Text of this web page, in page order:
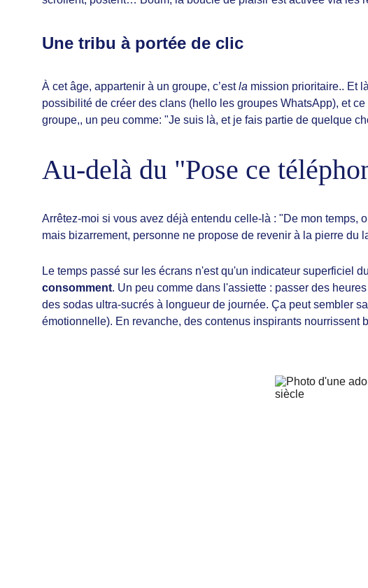
Une tribu à portée de clic
À cet âge, appartenir à un groupe, c’est la mission prioritaire.. Et
possibilité de créer des clans (hello les groupes WhatsApp), et
groupe,, un peu comme: "Je suis là, et je fais partie de quelque
Au-delà du "Pose ce
Arrêtez-moi si vous avez déjà entendu celle-là : "De mon temps,
mais bizarrement, personne ne propose de revenir à la pierre du
Le temps passé sur les écrans n'est qu'un indicateur superficiel
consomment. Un peu comme dans l'assiette : passer des
des sodas ultra-sucrés à longueur de journée. Ça peut sembler
émotionnelle). En revanche, des contenus inspirants nourrissent